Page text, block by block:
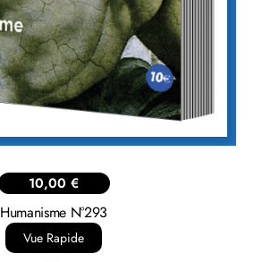
10,00 €
Humanisme N°293
Vue Rapide